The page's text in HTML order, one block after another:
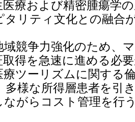
療および精密腫瘍学
タリティ文化との融合
域競争力強化のため、
取得を急速に進める必
療ツーリズムに関する
多様な所得層患者を引
ながらコスト管理を行